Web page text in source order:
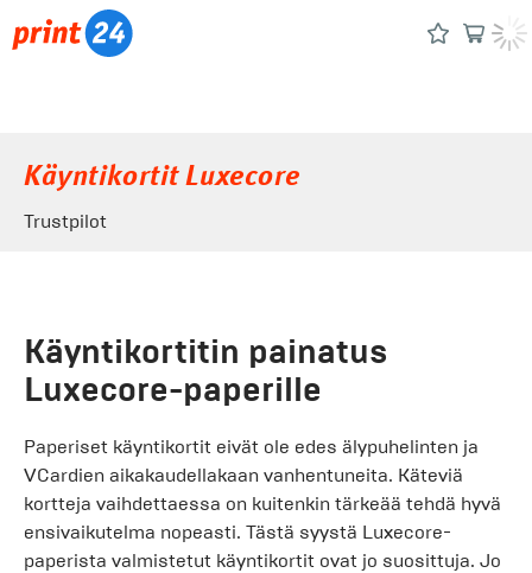
Käyntikortit Luxecore
Trustpilot
Käyntikortitin painatus
Luxecore-paperille
Paperiset käyntikortit eivät ole edes älypuhelinten ja
VCardien aikakaudellakaan vanhentuneita. Käteviä
kortteja vaihdettaessa on kuitenkin tärkeää tehdä hyvä
ensivaikutelma nopeasti. Tästä syystä Luxecore-
paperista valmistetut käyntikortit ovat jo suosittuja. Jo